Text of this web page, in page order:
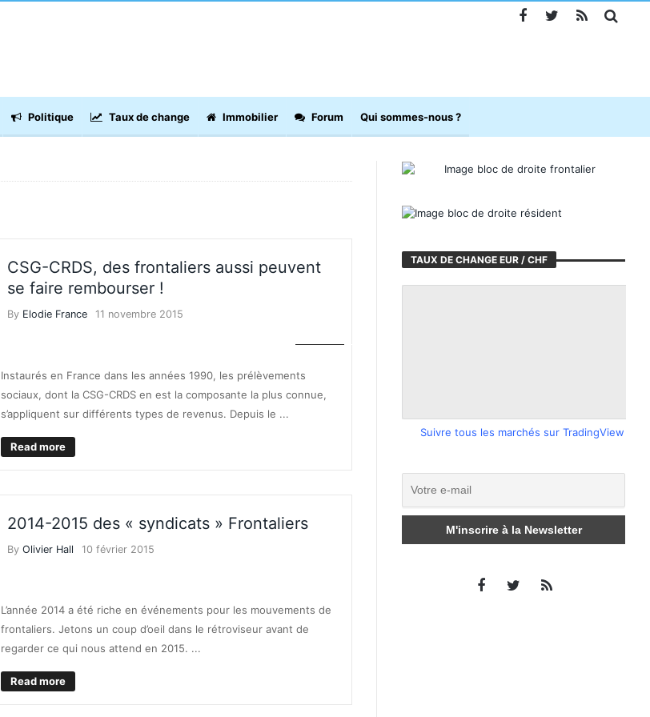
Politique Taux de change Immobilier Forum Qui sommes-nous ?
CSG-CRDS, des frontaliers aussi peuvent
se faire rembourser !
By Elodie France 11 novembre 2015
Instaurés en France dans les années 1990, les prélèvements
sociaux, dont la CSG-CRDS en est la composante la plus connue,
s’appliquent sur différents types de revenus. Depuis le ...
Read more
2014-2015 des « syndicats » Frontaliers
By Olivier Hall 10 février 2015
L’année 2014 a été riche en événements pour les mouvements de
frontaliers. Jetons un coup d’oeil dans le rétroviseur avant de
regarder ce qui nous attend en 2015. ...
Read more
TAUX DE CHANGE EUR / CHF
Suivre tous les marchés sur TradingView